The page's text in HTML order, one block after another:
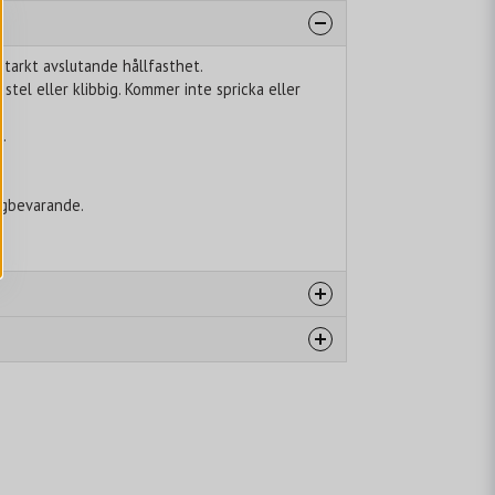
avslutande hållfasthet.
eller klibbig. Kommer inte spricka eller
Ether Water (Aqua)
Neodecanoate Copolymer